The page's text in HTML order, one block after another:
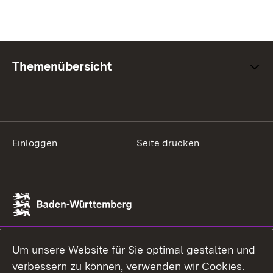
Themenübersicht
Einloggen Seite drucken
Um unsere Website für Sie optimal gestalten und
verbessern zu können, verwenden wir Cookies.